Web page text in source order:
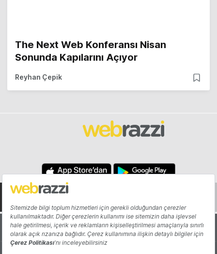
The Next Web Konferansı Nisan
Sonunda Kapılarını Açıyor
Reyhan Çepik
Hakkında Yazarlar